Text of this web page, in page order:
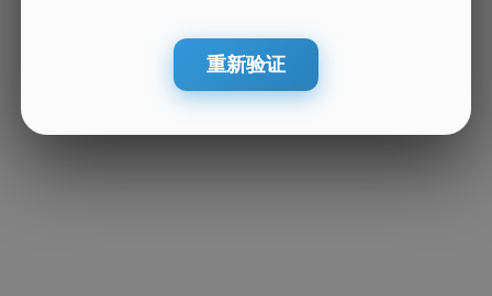
重新验证